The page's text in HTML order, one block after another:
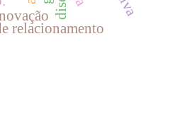
relacionamento